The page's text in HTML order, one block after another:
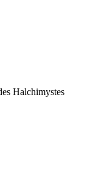
Halchimystes